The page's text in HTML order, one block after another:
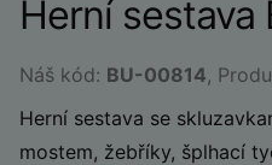
Herní sestava
Náš kód: BU-00814,
Herní sestava se
mostem, žebříky, šplhací